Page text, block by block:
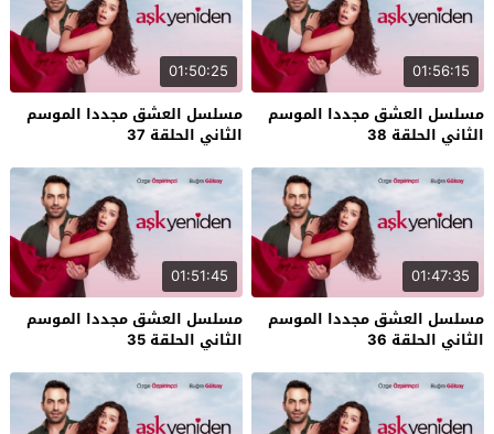
01:56:15
مسلسل العشق مجددا الموسم
الثاني الحلقة 38
01:50:25
مسلسل العشق مجددا الموسم
الثاني الحلقة 37
01:47:35
مسلسل العشق مجددا الموسم
الثاني الحلقة 36
01:51:45
مسلسل العشق مجددا الموسم
الثاني الحلقة 35